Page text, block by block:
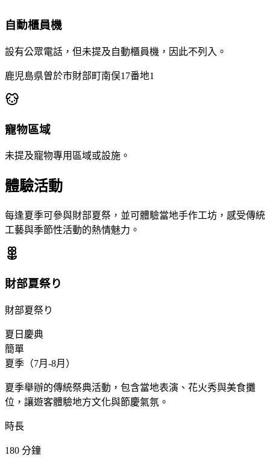
自動櫃員機
設有公眾電話，但未提及自動櫃員機，因此不列入。
鹿児島県曽於市財部町南俣17番地1
寵物區域
未提及寵物專用區域或設施。
體驗活動
每逢夏季可參與財部夏祭，並可體驗當地手作工坊，感受傳統
工藝與季節性活動的熱情魅力。
財部夏祭り
財部夏祭り
夏日慶典
簡單
夏季（7月-8月）
夏季舉辦的傳統祭典活動，包含當地表演、花火秀與美食攤
位，讓遊客體驗地方文化與節慶氣氛。
時長
180 分鐘